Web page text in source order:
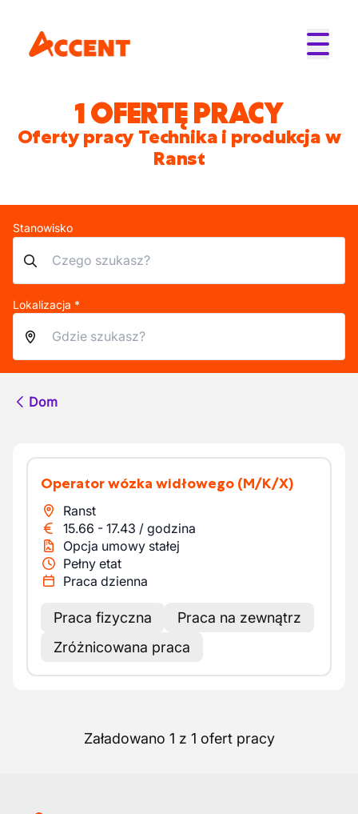
1 OFERTĘ PRACY
Oferty pracy Technika i produkcja w
Ranst
Stanowisko
Lokalizacja *
Dom
Operator wózka widłowego (M/K/X)
Ranst
15.66 - 17.43 / godzina
Opcja umowy stałej
Pełny etat
Praca dzienna
Praca fizyczna
Praca na zewnątrz
Zróżnicowana praca
Załadowano 1 z 1 ofert pracy